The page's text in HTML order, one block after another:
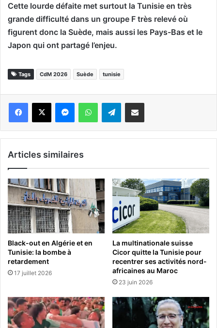
Cette lourde défaite met surtout la Tunisie en très
grande difficulté dans un groupe F très relevé où
figurent donc la Suède, mais aussi les Pays-Bas et le
Japon qui ont partagé l’enjeu.
Tags CdM 2026 Suède tunisie
WhatsApp Telegram
Articles similaires
Black-out en Algérie et en
Tunisie: la bombe à
retardement
17 juillet 2026
La multinationale suisse
Cicor quitte la Tunisie pour
recentrer ses activités nord-
africaines au Maroc
23 juin 2026